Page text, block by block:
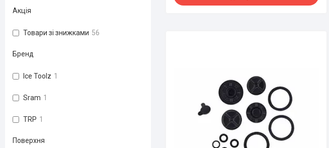
Акція
Товари зі знижками 56
Бренд
Ice Toolz 1
Sram 1
TRP 1
Поверхня